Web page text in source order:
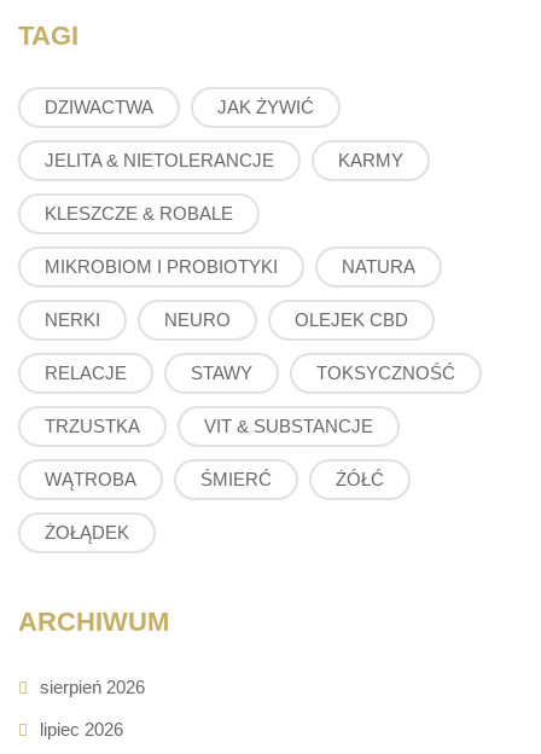
TAGI
DZIWACTWA JAK ŻYWIĆ
JELITA & NIETOLERANCJE KARMY
KLESZCZE & ROBALE
MIKROBIOM I PROBIOTYKI NATURA
NERKI NEURO OLEJEK CBD
RELACJE STAWY TOKSYCZNOŚĆ
TRZUSTKA VIT & SUBSTANCJE
WĄTROBA ŚMIERĆ ŻÓŁĆ
ŻOŁĄDEK
ARCHIWUM
sierpień 2026
lipiec 2026